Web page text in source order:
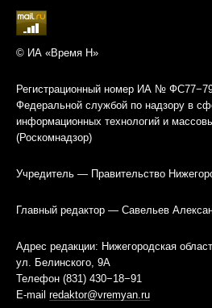
© ИА «Время Н»
Регистрационный номер ИА №
Федеральной службой по надзору в
информационных технологий и
(Роскомнадзор)
Учредитель — Правительство
Главный редактор — Савельев
Адрес редакции: Нижегородская
ул. Белинского, 9А
Телефон (831) 430−18−91
E-mail redaktor@vremyan.ru